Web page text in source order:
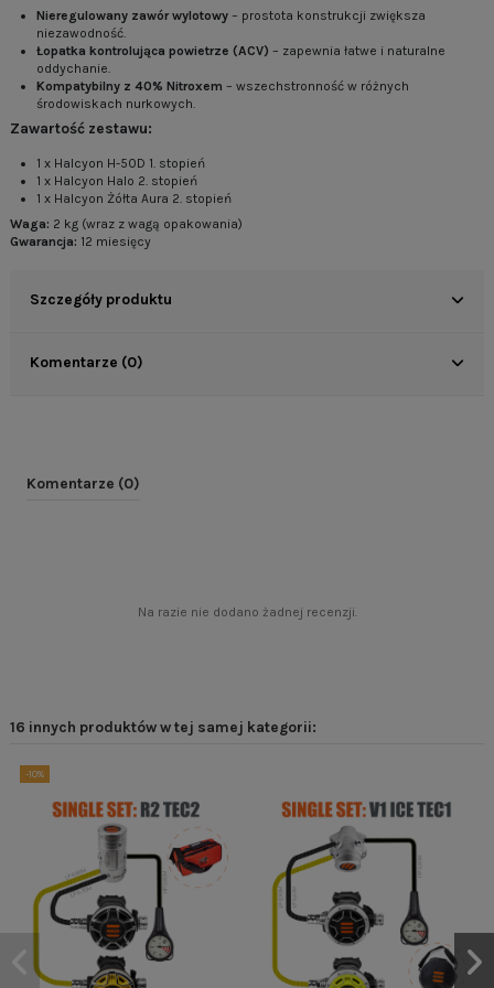
Nieregulowany zawór wylotowy – prostota konstrukcji zwiększa
niezawodność.
Łopatka kontrolująca powietrze (ACV) – zapewnia łatwe i naturalne
oddychanie.
Kompatybilny z 40% Nitroxem – wszechstronność w różnych
środowiskach nurkowych.
Zawartość zestawu:
1 x Halcyon H-50D 1. stopień
1 x Halcyon Halo 2. stopień
1 x Halcyon Żółta Aura 2. stopień
Waga: 2 kg (wraz z wagą opakowania)
Gwarancja: 12 miesięcy
Szczegóły produktu
Komentarze (0)
Komentarze (0)
Na razie nie dodano żadnej recenzji.
16 innych produktów w tej samej kategorii:
-10%